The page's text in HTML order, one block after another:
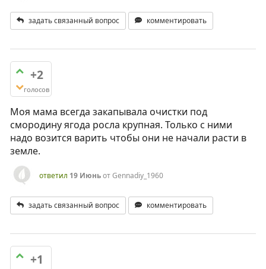
задать связанный вопрос комментировать
+2
голосов
Моя мама всегда закапывала очистки под
смородину ягода росла крупная. Только с ними
надо возится варить чтобы они не начали расти в
земле.
ответил 19 ИюньотGennadiy_1960
задать связанный вопрос комментировать
+1